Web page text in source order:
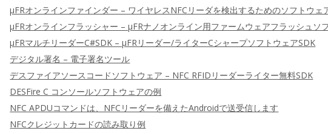
μFRオンラインファインダー – ワイヤレスNFCリーダを検出するためのソフトウェ
μFRオンラインフラッシャー – μFRナノオンライン用ファームウェアフラッシュソ
μFRマルチリーダーC#SDK – μFRリーダー/ライターCシャープソフトウェアSDK
デジタル署名 – 電子署名ツール
デスファイアソースコードソフトウェア – NFC RFIDリーダーライター無料SDK
DESFire C コンソールソフトウェアの例
NFC APDUコマンドは、NFCリーダーを備えたAndroidで送受信します
NFCクレジットカードの読み取り例